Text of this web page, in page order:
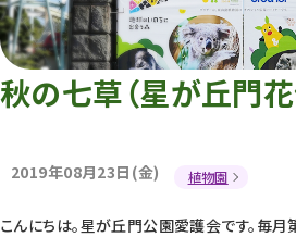
再
環
秋の七草（星が丘門
2019年08月23日(金) 植物園
こんにちは。星が丘門公園愛護会です。毎